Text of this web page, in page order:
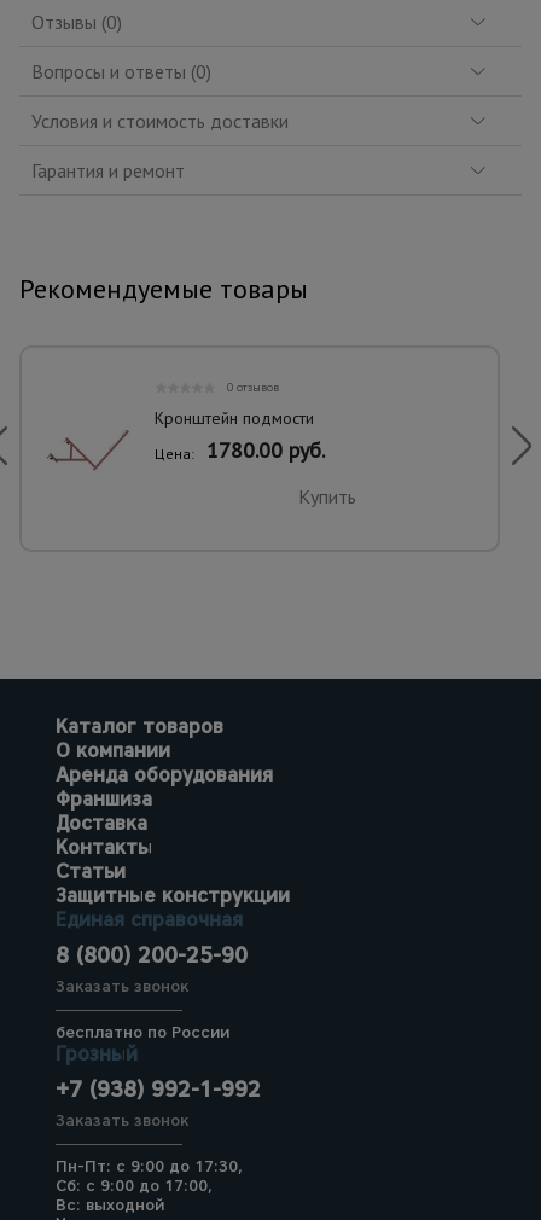
Отзывы (0)
Вопросы и ответы (0)
Условия и стоимость доставки
Гарантия и ремонт
Рекомендуемые товары
0 отзывов
Кронштейн подмости
Цена: 1780.00 руб.
Купить
Каталог товаров
О компании
Аренда оборудования
Франшиза
Доставка
Контакты
Статьи
Защитные конструкции
Единая справочная
8 (800) 200-25-90
Заказать звонок
бесплатно по России
Грозный
+7 (938) 992-1-992
Заказать звонок
Пн-Пт: с 9:00 до 17:30,
Сб: с 9:00 до 17:00,
Вс: выходной